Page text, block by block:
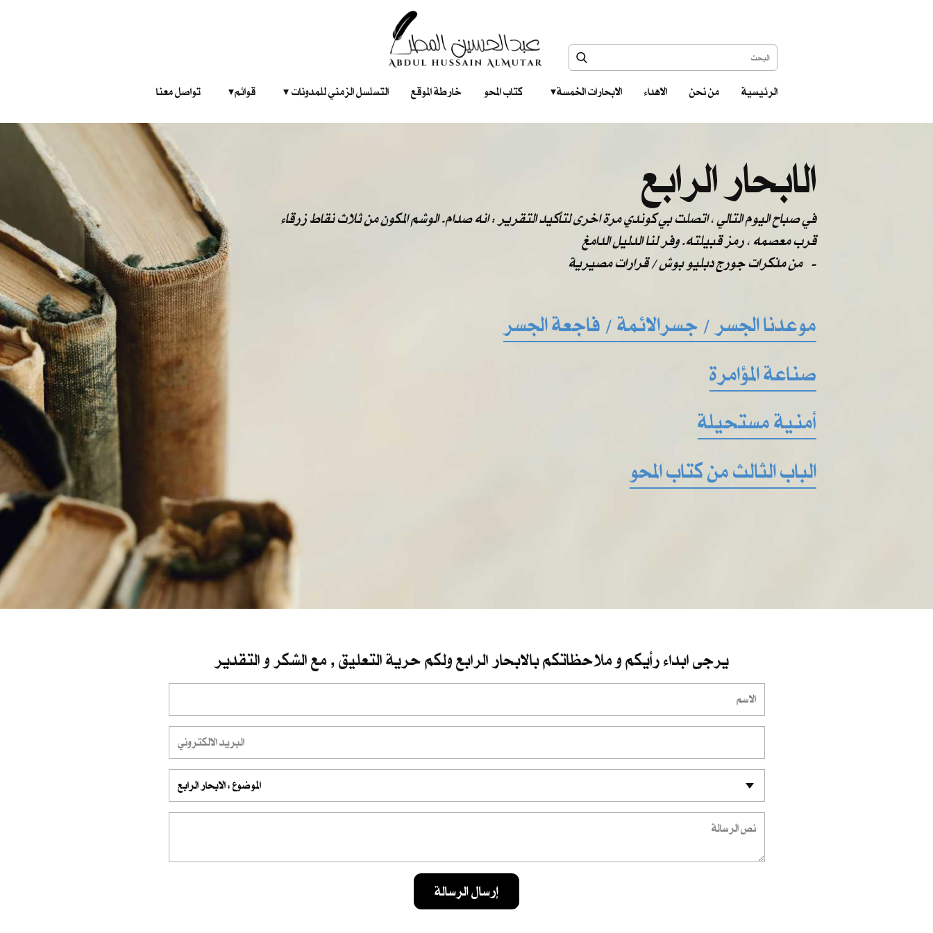
الرئيسية من نحن الاهداء الابحارات الخمسة ‎ ‎ ‎ كتاب المحو خارطة الموقع التسلسل الزمني للمدونات‎ ‎ ‎ ‎ ‎ قوائم‎ ‎ ‎ ‎ تواصل معنا
الابحار الرابع
في صباح اليوم التالي ، اتصلت بي كوندي مرة اخرى لتأكيد التقرير : انه صدام. الوشم المكون من ثلاث نقاط زرقاء
قرب معصمه ، رمز قبيلته. وفر لنا الدليل الدامغ
من مذكرات جورج دبليو بوش / قرارات مصيرية -
موعدنا الجسر / جسرالائمة / فاجعة الجسر
صناعة المؤامرة
أمنية مستحيلة
الباب الثالث من كتاب المحو
يرجى ابداء رأيكم و ملاحظاتكم بالابحار الرابع ولكم حرية التعليق , مع الشكر و التقدير
إرسال الرسالة